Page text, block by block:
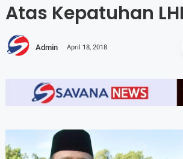
Atas Kepatuhan
Admin April 18, 2018